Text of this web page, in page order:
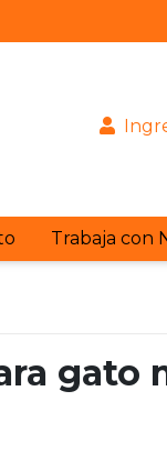
Trabaja con
gato